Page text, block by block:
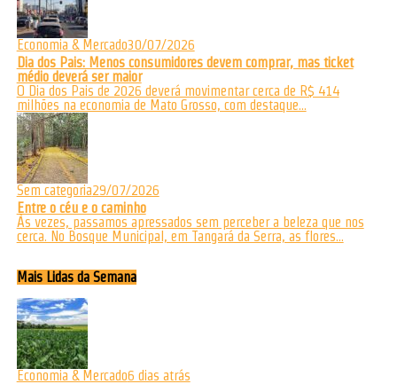
Economia & Mercado30/07/2026
Dia dos Pais: Menos consumidores devem comprar, mas ticket
médio deverá ser maior
O Dia dos Pais de 2026 deverá movimentar cerca de R$ 414
milhões na economia de Mato Grosso, com destaque...
Sem categoria29/07/2026
Entre o céu e o caminho
Às vezes, passamos apressados sem perceber a beleza que nos
cerca. No Bosque Municipal, em Tangará da Serra, as flores...
Mais Lidas da Semana
Economia & Mercado6 dias atrás